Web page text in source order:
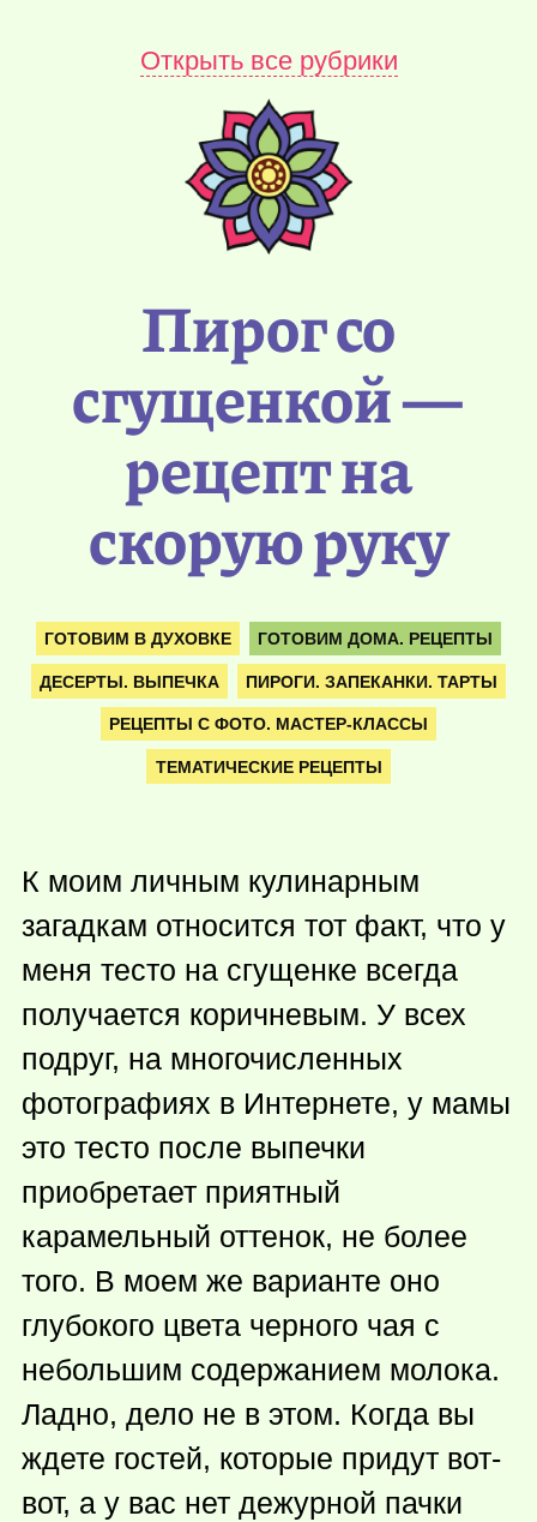
Открыть все рубрики
Пирог со
сгущенкой —
рецепт на
скорую руку
ГОТОВИМ В ДУХОВКЕ ГОТОВИМ ДОМА. РЕЦЕПТЫ
ДЕСЕРТЫ. ВЫПЕЧКА ПИРОГИ. ЗАПЕКАНКИ. ТАРТЫ
РЕЦЕПТЫ С ФОТО. МАСТЕР-КЛАССЫ
ТЕМАТИЧЕСКИЕ РЕЦЕПТЫ
К моим личным кулинарным
загадкам относится тот факт, что у
меня тесто на сгущенке всегда
получается коричневым. У всех
подруг, на многочисленных
фотографиях в Интернете, у мамы
это тесто после выпечки
приобретает приятный
карамельный оттенок, не более
того. В моем же варианте оно
глубокого цвета черного чая с
небольшим содержанием молока.
Ладно, дело не в этом. Когда вы
ждете гостей, которые придут вот-
вот, а у вас нет дежурной пачки